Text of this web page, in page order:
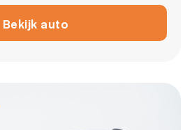
Bekijk auto